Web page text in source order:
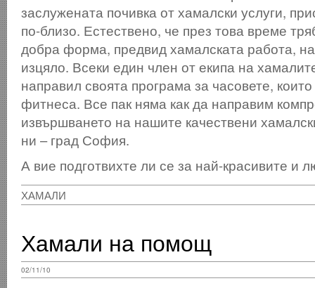
заслужената почивка от хамалски услуги,
по-близо. Естествено, че през това време
добра форма, предвид хамалската работа,
изцяло. Всеки един член от екипа на
направил своята програма за часовете,
фитнеса. Все пак няма как да направим
извършването на нашите качествени
ни – град София.
А вие подготвихте ли се за най-красивите и
ХАМАЛИ
Хамали на помощ
02/11/10